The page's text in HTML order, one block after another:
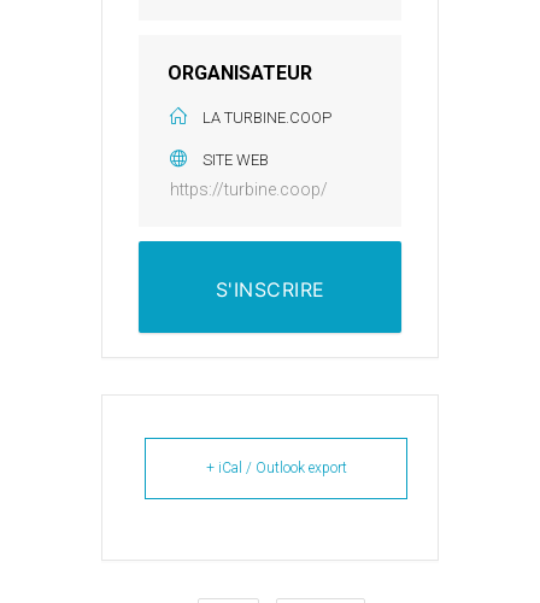
ORGANISATEUR
LA TURBINE.COOP
SITE WEB
https://turbine.coop/
S'INSCRIRE
+ iCal / Outlook export